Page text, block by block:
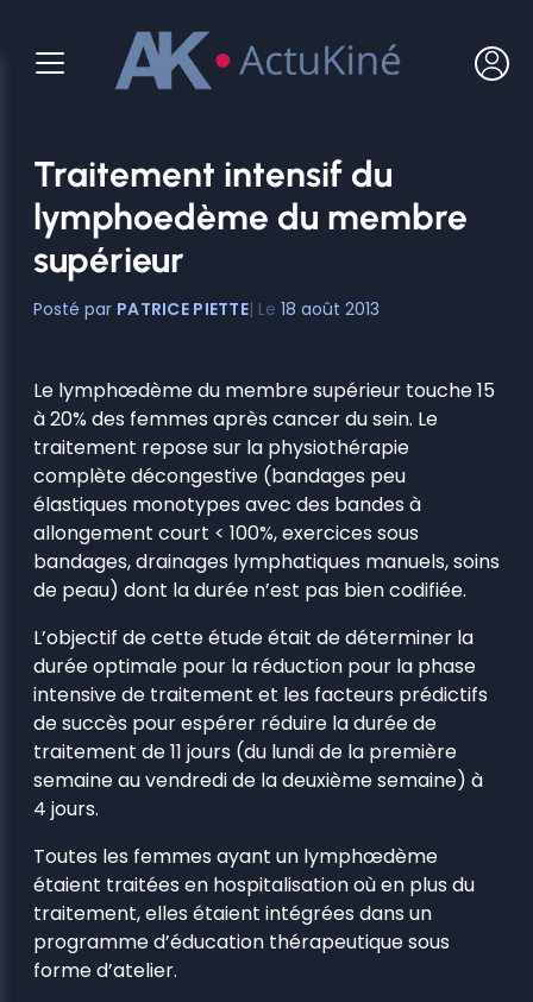
contenu
Traitement intensif du
lymphoedème du membre
supérieur
PATRICE PIETTE 18 août 2013
Le lymphœdème du membre supérieur touche 15
à 20% des femmes après cancer du sein. Le
traitement repose sur la physiothérapie
complète décongestive (bandages peu
élastiques monotypes avec des bandes à
allongement court < 100%, exercices sous
bandages, drainages lymphatiques manuels, soins
de peau) dont la durée n’est pas bien codifiée.
L’objectif de cette étude était de déterminer la
durée optimale pour la réduction pour la phase
intensive de traitement et les facteurs prédictifs
de succès pour espérer réduire la durée de
traitement de 11 jours (du lundi de la première
semaine au vendredi de la deuxième semaine) à
4 jours.
Toutes les femmes ayant un lymphœdème
étaient traitées en hospitalisation où en plus du
traitement, elles étaient intégrées dans un
programme d’éducation thérapeutique sous
forme d’atelier.